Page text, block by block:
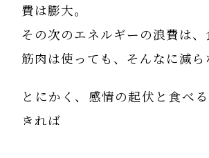
費は膨大。
その次のエネルギーの浪費は、
筋肉は使っても、そんなに減ら
とにかく、感情の起伏と食べ
きれば